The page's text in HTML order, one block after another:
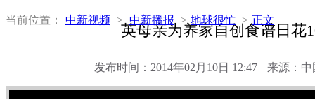
当前位置： 中新视频 > 中新播报 > 地球很忙 > 正文
英母亲为养家自创食谱日花
发布时间：2014年02月10日 12:47 来源：中